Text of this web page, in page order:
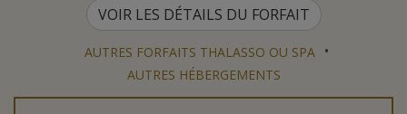
VOIR LES DÉTAILS DU FORFAIT
AUTRES FORFAITS THALASSO OU SPA •
AUTRES HÉBERGEMENTS